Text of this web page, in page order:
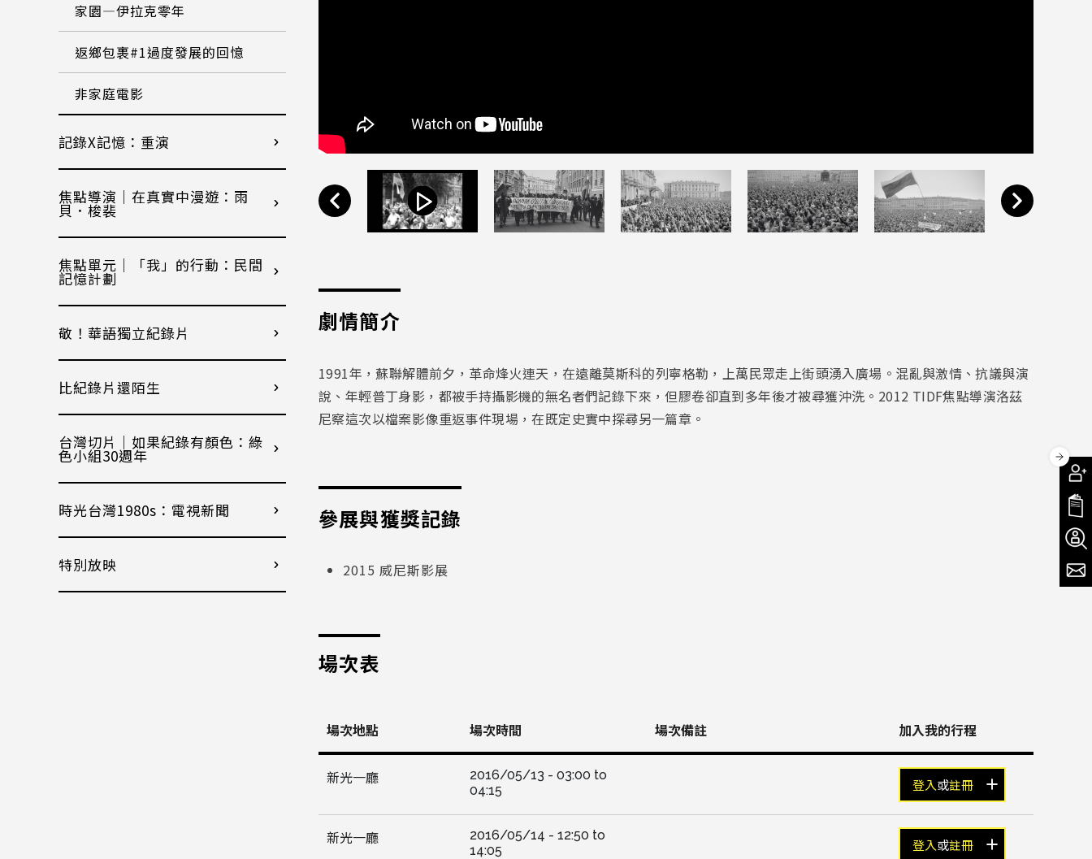
劇情簡介
1991年，蘇聯解體前夕，革命烽火連天，在遠離莫斯科的列寧格勒，上萬民眾走上街頭湧入廣場。混亂與激情、抗議與演
說、年輕普丁身影，都被手持攝影機的無名者們記錄下來，但膠卷卻直到多年後才被尋獲沖洗。 2012 TIDF焦點導演洛茲
尼察這次以檔案影像重返事件現場，在既定史實中探尋另一篇章。
參展與獲獎記錄
2015 威尼斯影展
場次表
場次地點 場次時間 場次備註 加入我的行程
新光一廳 2016/05/13 - 03:00 to
04:15
登入或註冊
新光一廳 2016/05/14 - 12:50 to
14:05
登入或註冊
家園—伊拉克零年
返鄉包裹#1過度發展的回憶
非家庭電影
記錄X記憶：重演
焦點導演｜在真實中漫遊：雨
貝．梭裴
焦點單元｜「我」的行動：民間
記憶計劃
敬！華語獨立紀錄片
比紀錄片還陌生
台灣切片｜如果紀錄有顏色：綠
色小組30週年
時光台灣1980s：電視新聞
特別放映